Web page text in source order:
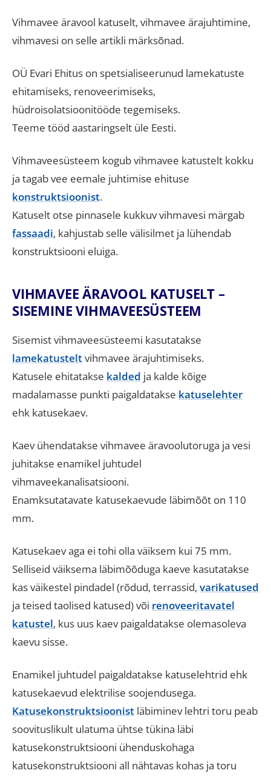
Vihmavee äravool katuselt, vihmavee ärajuhtimine,
vihmavesi on selle artikli märksõnad.
OÜ Evari Ehitus on spetsialiseerunud lamekatuste
ehitamiseks, renoveerimiseks,
hüdroisolatsioonitööde tegemiseks.
Teeme tööd aastaringselt üle Eesti.
Vihmaveesüsteem kogub vihmavee katustelt kokku
ja tagab vee eemale juhtimise ehituse
konstruktsioonist.
Katuselt otse pinnasele kukkuv vihmavesi märgab
fassaadi, kahjustab selle välisilmet ja lühendab
konstruktsiooni eluiga.
VIHMAVEE ÄRAVOOL KATUSELT –
SISEMINE VIHMAVEESÜSTEEM
Sisemist vihmaveesüsteemi kasutatakse
lamekatusteltvihmavee ärajuhtimiseks.
Katusele ehitatakse kalded ja kalde kõige
madalamasse punkti paigaldatakse katuselehter
ehk katusekaev.
Kaev ühendatakse vihmavee äravoolutoruga ja vesi
juhitakse enamikel juhtudel
vihmaveekanalisatsiooni.
Enamksutatavate katusekaevude läbimõõt on 110
mm.
Katusekaev aga ei tohi olla väiksem kui 75 mm.
Selliseid väiksema läbimõõduga kaeve kasutatakse
kas väikestel pindadel (rõdud, terrassid, varikatused
ja teised taolised katused) või renoveeritavatel
katustel, kus uus kaev paigaldatakse olemasoleva
kaevu sisse.
Enamikel juhtudel paigaldatakse katuselehtrid ehk
katusekaevud elektrilise soojendusega.
Katusekonstruktsioonist läbiminev lehtri toru peab
soovituslikult ulatuma ühtse tükina läbi
katusekonstruktsiooni ühenduskohaga
katusekonstruktsiooni all nähtavas kohas ja toru